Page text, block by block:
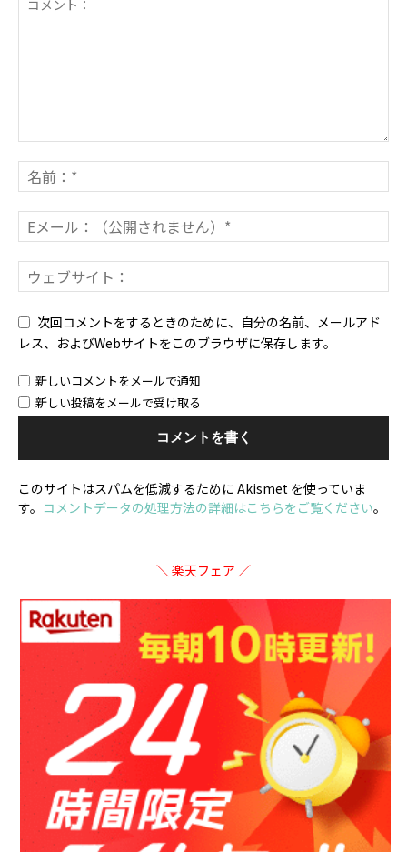
次回コメントをするときのために、自分の名前、メールアド
レス、およびWebサイトをこのブラウザに保存します。
新しいコメントをメールで通知
新しい投稿をメールで受け取る
このサイトはスパムを低減するために Akismet を使っていま
す。 コメントデータの処理方法の詳細はこちらをご覧ください。
＼ 楽天フェア ／